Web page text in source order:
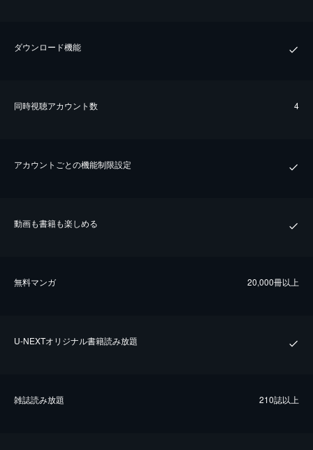
ダウンロード機能
同時視聴アカウント数 4
アカウントごとの機能制限設定
動画も書籍も楽しめる
無料マンガ 20,000冊以上
U-NEXTオリジナル書籍読み放題
雑誌読み放題 210誌以上